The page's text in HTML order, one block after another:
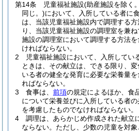
第14条
児童福祉施設(助産施設を除く
同じ。)において、入所している者に
は、当該児童福祉施設内で調理する方
り、当該児童福祉施設の調理室を兼
施設の調理室において調理する方法を
ければならない。
2
児童福祉施設において、入所してい
ときは、その献立は、できる限り、
いる者の健全な発育に必要な栄養量
ればならない。
3
食事は、 前項の規定によるほか、食
について栄養並びに入所している者
を考慮したものでなければならない。
4
調理は、あらかじめ作成された献立
ならない。 ただし、少数の児童を対